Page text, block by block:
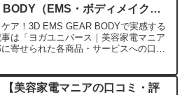
BODY（EMS・ボディメイク機
器）」を実際に使ってみた正直感
想
ア！3D EMS GEAR BODYで実感する
は「ヨガユニバース｜美容家電マニア
寄せられた各商品・サービスへの口コ
【美容家電マニアの口コミ・評